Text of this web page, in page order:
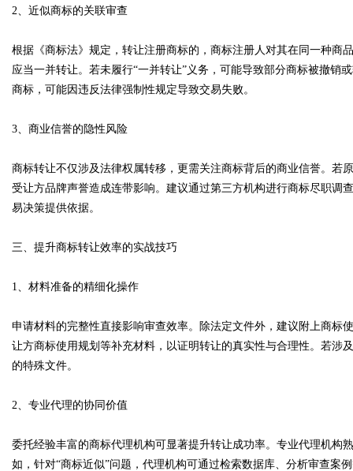
2、近似商标的关联审查
根据《商标法》规定，转让注册商标的，商标注册人对其在同一种商
应当一并转让。若未履行“一并转让”义务，可能导致部分商标被撤销
商标，可能因违反法律强制性规定导致交易失败。
3、商业信誉的隐性风险
商标转让不仅涉及法律权属转移，更需关注商标背后的商业信誉。若
受让方品牌声誉造成连带影响。建议通过第三方机构进行商标尽职调
易决策提供依据。
三、提升商标转让效率的实战技巧
1、材料准备的精细化操作
申请材料的完整性直接影响审查效率。除法定文件外，建议附上商标
让方商标使用规划等补充材料，以证明转让的真实性与合理性。若涉
的特殊文件。
2、专业代理的协同价值
委托经验丰富的商标代理机构可显著提升转让成功率。专业代理机构
如，针对“商标近似”问题，代理机构可通过检索数据库、分析审查案